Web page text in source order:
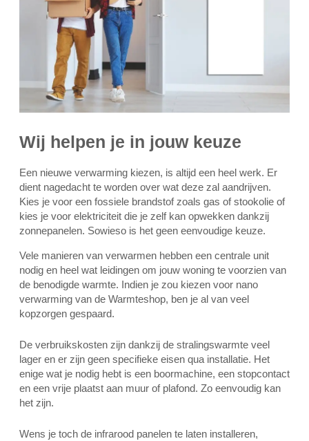
Wij helpen je in jouw keuze
Een nieuwe verwarming kiezen, is altijd een heel werk. Er
dient nagedacht te worden over wat deze zal aandrijven.
Kies je voor een fossiele brandstof zoals gas of stookolie of
kies je voor elektriciteit die je zelf kan opwekken dankzij
zonnepanelen. Sowieso is het geen eenvoudige keuze.
Vele manieren van verwarmen hebben een centrale unit
nodig en heel wat leidingen om jouw woning te voorzien van
de benodigde warmte. Indien je zou kiezen voor nano
verwarming van de Warmteshop, ben je al van veel
kopzorgen gespaard.
De verbruikskosten zijn dankzij de stralingswarmte veel
lager en er zijn geen specifieke eisen qua installatie. Het
enige wat je nodig hebt is een boormachine, een stopcontact
en een vrije plaatst aan muur of plafond. Zo eenvoudig kan
het zijn.
Wens je toch de infrarood panelen te laten installeren,